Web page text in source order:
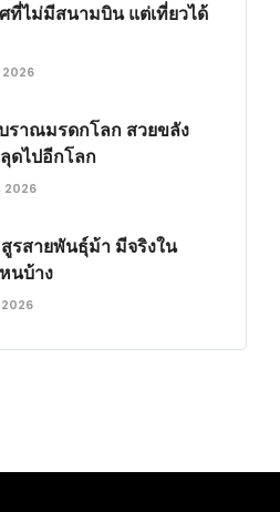
ที่ไม่มีสนามบิน แต่เที่ยวได้
2026
ราณมรดกโลก สวยขลัง
ดไปอีกโลก
2026
รสายพันธุ์ม้า มีจริงใน
นบ้าง
2026